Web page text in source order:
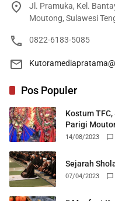
Jl. Pramuka, Kel.
Moutong, Sulawesi
0822-6183-5085
Pos Populer
Kostum
Parigi
14/08/2023
Sejarah
07/04/2023